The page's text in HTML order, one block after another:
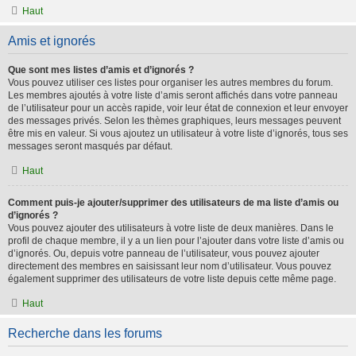
Haut
Amis et ignorés
Que sont mes listes d’amis et d’ignorés ?
Vous pouvez utiliser ces listes pour organiser les autres membres du forum.
Les membres ajoutés à votre liste d’amis seront affichés dans votre panneau
de l’utilisateur pour un accès rapide, voir leur état de connexion et leur envoyer
des messages privés. Selon les thèmes graphiques, leurs messages peuvent
être mis en valeur. Si vous ajoutez un utilisateur à votre liste d’ignorés, tous ses
messages seront masqués par défaut.
Haut
Comment puis-je ajouter/supprimer des utilisateurs de ma liste d’amis ou
d’ignorés ?
Vous pouvez ajouter des utilisateurs à votre liste de deux manières. Dans le
profil de chaque membre, il y a un lien pour l’ajouter dans votre liste d’amis ou
d’ignorés. Ou, depuis votre panneau de l’utilisateur, vous pouvez ajouter
directement des membres en saisissant leur nom d’utilisateur. Vous pouvez
également supprimer des utilisateurs de votre liste depuis cette même page.
Haut
Recherche dans les forums